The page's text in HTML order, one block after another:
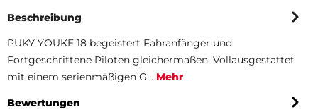
Beschreibung
PUKY YOUKE 18 begeistert Fahranfänger und
Fortgeschrittene Piloten gleichermaßen. Vollausgestattet
mit einem serienmäßigen G… Mehr
Bewertungen